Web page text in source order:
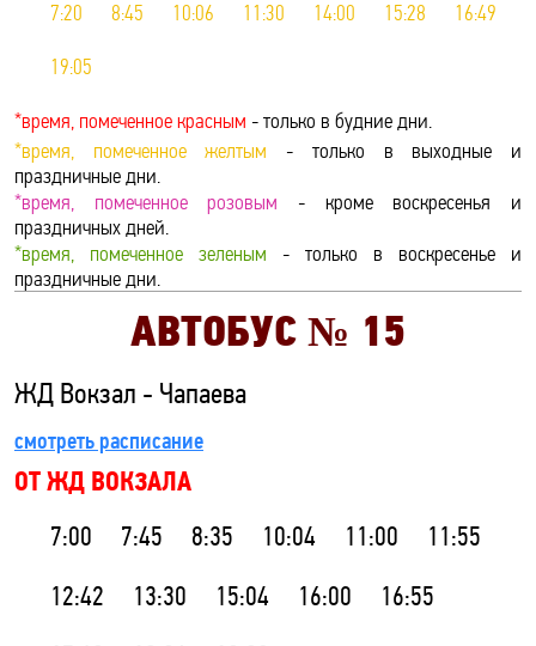
7:20 8:45 10:06 11:30 14:00 15:28 16:49
19:05
*время, помеченное красным - только в будние дни.
*время, помеченное желтым - только в выходные и
праздничные дни.
*время, помеченное розовым - кроме воскресенья и
праздничных дней.
*время, помеченное зеленым - только в воскресенье и
праздничные дни.
АВТОБУС № 15
ЖД Вокзал - Чапаева
смотреть расписание
ОТ ЖД ВОКЗАЛА
7:00 7:45 8:35 10:04 11:00
11:55
12:42
13:30 15:04 16:00
16:55